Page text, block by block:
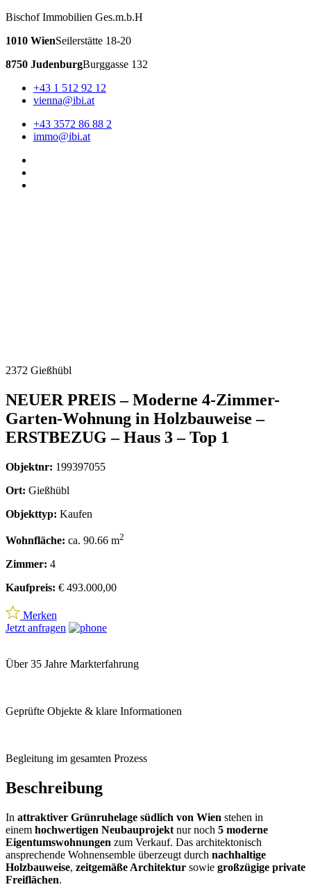
Bischof Immobilien Ges.m.b.H
1010 WienSeilerstätte 18-20
8750 JudenburgBurggasse 132
+43 1 512 92 12
vienna@ibi.at
+43 3572 86 88 2
immo@ibi.at
2372 Gießhübl
NEUER PREIS – Moderne 4-Zimmer-
Garten-Wohnung in Holzbauweise –
ERSTBEZUG – Haus 3 – Top 1
Objektnr: 199397055
Ort: Gießhübl
Objekttyp: Kaufen
Wohnfläche: ca. 90.66 m2
Zimmer: 4
Kaufpreis: € 493.000,00
Merken
Jetzt anfragen
Über 35 Jahre Markterfahrung
Geprüfte Objekte & klare Informationen
Begleitung im gesamten Prozess
Beschreibung
In attraktiver Grünruhelage südlich von Wien stehen in
einem hochwertigen Neubauprojekt nur noch 5 moderne
Eigentumswohnungen zum Verkauf. Das architektonisch
ansprechende Wohnensemble überzeugt durch nachhaltige
Holzbauweise, zeitgemäße Architektur sowie großzügige private
Freiflächen.